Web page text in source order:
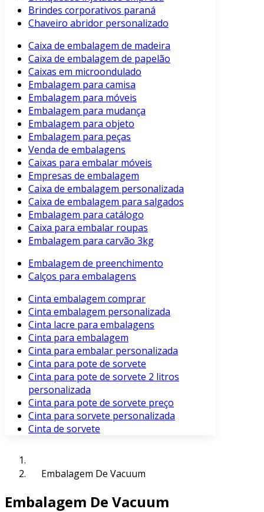
Brindes corporativos paraná
Chaveiro abridor personalizado
Caixa de embalagem de madeira
Caixa de embalagem de papelão
Caixas em microondulado
Embalagem para camisa
Embalagem para móveis
Embalagem para mudança
Embalagem para objeto
Embalagem para peças
Venda de embalagens
Caixas para embalar móveis
Empresas de embalagem
Caixa de embalagem personalizada
Caixa de embalagem para salgados
Embalagem para catálogo
Caixa para embalar roupas
Embalagem para carvão 3kg
Embalagem de preenchimento
Calços para embalagens
Cinta embalagem comprar
Cinta embalagem personalizada
Cinta lacre para embalagens
Cinta para embalagem
Cinta para embalar personalizada
Cinta para pote de sorvete
Cinta para pote de sorvete 2 litros
personalizada
Cinta para pote de sorvete preço
Cinta para sorvete personalizada
Cinta de sorvete
Embalagem De Vacuum
Embalagem De Vacuum